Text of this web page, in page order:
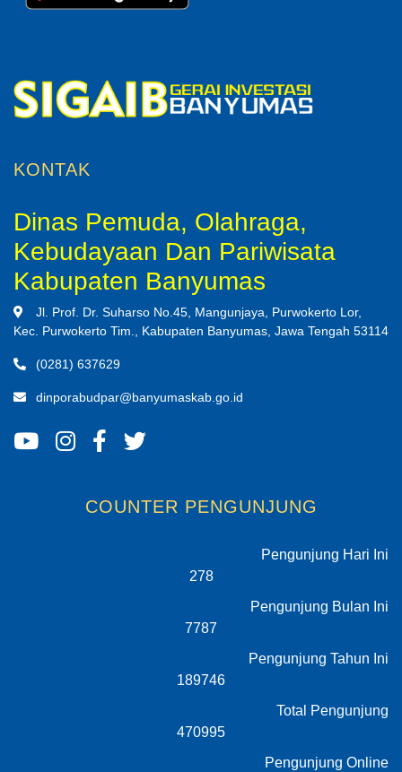
KONTAK
Dinas Pemuda, Olahraga,
Kebudayaan Dan Pariwisata
Kabupaten Banyumas
Jl. Prof. Dr. Suharso No.45, Mangunjaya, Purwokerto Lor,
Kec. Purwokerto Tim., Kabupaten Banyumas, Jawa Tengah 53114
(0281) 637629
dinporabudpar@banyumaskab.go.id
COUNTER PENGUNJUNG
Pengunjung Hari Ini
278
Pengunjung Bulan Ini
7787
Pengunjung Tahun Ini
189746
Total Pengunjung
470995
Pengunjung Online